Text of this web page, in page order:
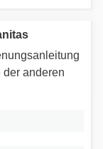
anderen